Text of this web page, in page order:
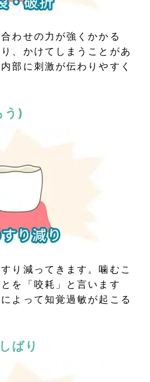
わせの力が強くかかる
、かけてしまうことがあ
部に刺激が伝わりやすく
う)
り減ってきます。噛むこ
を「咬耗」と言います
よって知覚過敏が起こる
ばり